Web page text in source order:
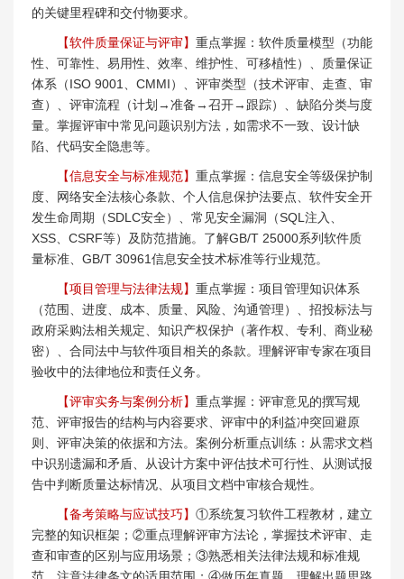
的关键里程碑和交付物要求。
【软件质量保证与评审】 重点掌握：软件质量模型（功能
性、可靠性、易用性、效率、维护性、可移植性）、质量保证
体系（ISO 9001、CMMI）、评审类型（技术评审、走查、审
查）、评审流程（计划→准备→召开→跟踪）、缺陷分类与度
量。掌握评审中常见问题识别方法，如需求不一致、设计缺
陷、代码安全隐患等。
【信息安全与标准规范】 重点掌握：信息安全等级保护制
度、网络安全法核心条款、个人信息保护法要点、软件安全开
发生命周期（SDLC安全）、常见安全漏洞（SQL注入、
XSS、CSRF等）及防范措施。了解GB/T 25000系列软件质
量标准、GB/T 30961信息安全技术标准等行业规范。
【项目管理与法律法规】 重点掌握：项目管理知识体系
（范围、进度、成本、质量、风险、沟通管理）、招投标法与
政府采购法相关规定、知识产权保护（著作权、专利、商业秘
密）、合同法中与软件项目相关的条款。理解评审专家在项目
验收中的法律地位和责任义务。
【评审实务与案例分析】 重点掌握：评审意见的撰写规
范、评审报告的结构与内容要求、评审中的利益冲突回避原
则、评审决策的依据和方法。案例分析重点训练：从需求文档
中识别遗漏和矛盾、从设计方案中评估技术可行性、从测试报
告中判断质量达标情况、从项目文档中审核合规性。
【备考策略与应试技巧】 ①系统复习软件工程教材，建立
完整的知识框架；②重点理解评审方法论，掌握技术评审、走
查和审查的区别与应用场景；③熟悉相关法律法规和标准规
范，注意法律条文的适用范围；④做历年真题，理解出题思路